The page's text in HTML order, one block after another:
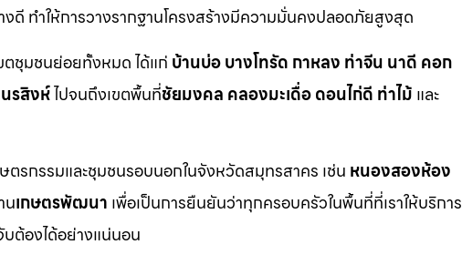
ดี ทำให้การวางรากฐานโครงสร้างมีความมั่นคงปลอดภัยสูงสุด
ตชุมชนย่อยทั้งหมด ได้แก่ บ้านบ่อ บางโทรัด กาหลง ท่าจีน นาดี คอก
รสิงห์ไปจนถึงเขตพื้นที่ชัยมงคล คลองมะเดื่อ ดอนไก่ดี ท่าไม้ และ
ตรกรรมและชุมชนรอบนอกในจังหวัดสมุทรสาคร เช่น หนองสองห้อง
นเกษตรพัฒนา เพื่อเป็นการยืนยันว่าทุกครอบครัวในพื้นที่ที่เราให้บริการ
บต้องได้อย่างแน่นอน